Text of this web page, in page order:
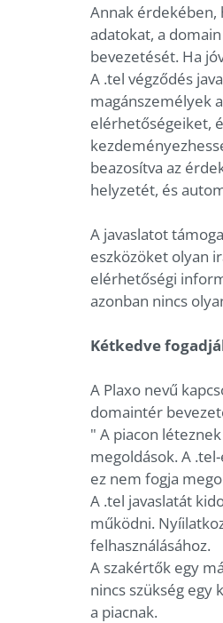
Annak érdekében,
adatokat, a
bevezetését. Ha
A .tel végződés
magánszemélyek
elérhetőségeiket,
beazosítva az
helyzetét, és
A javaslatot
eszközöket olyan
elérhetőségi
azonban nincs
Kétkedve
A Plaxo nevű
domaintér
" A piacon
megoldások. A
ez nem fogja
A .tel javaslatát
működni.
felhasználásához.
A szakértők egy
nincs szükség egy
a piacnak.